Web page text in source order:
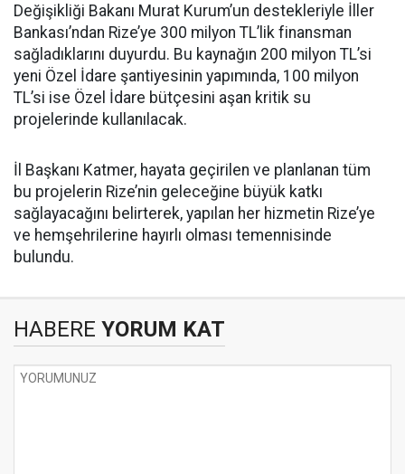
Değişikliği Bakanı Murat Kurum’un destekleriyle İller
Bankası’ndan Rize’ye 300 milyon TL’lik finansman
sağladıklarını duyurdu. Bu kaynağın 200 milyon TL’si
yeni Özel İdare şantiyesinin yapımında, 100 milyon
TL’si ise Özel İdare bütçesini aşan kritik su
projelerinde kullanılacak.
İl Başkanı Katmer, hayata geçirilen ve planlanan tüm
bu projelerin Rize’nin geleceğine büyük katkı
sağlayacağını belirterek, yapılan her hizmetin Rize’ye
ve hemşehrilerine hayırlı olması temennisinde
bulundu.
HABERE YORUM KAT